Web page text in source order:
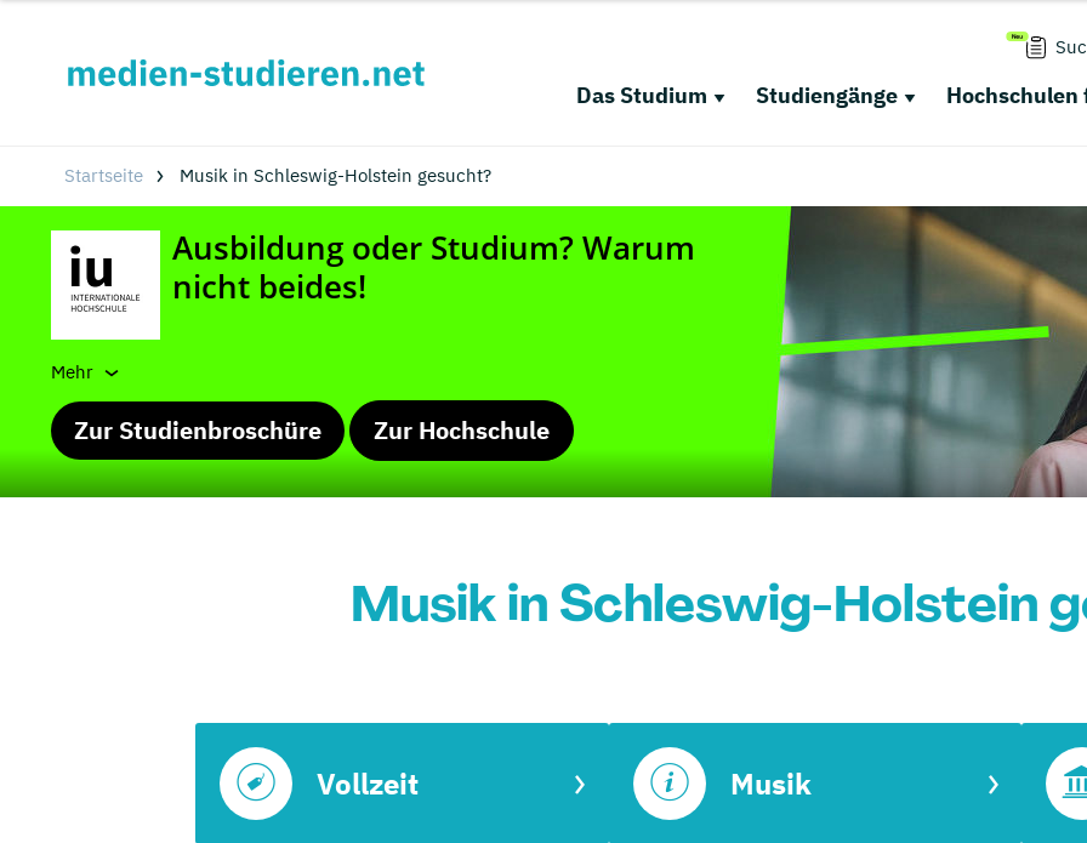
Das Studium Studiengänge Hochschulen
Startseite Musik in Schleswig-Holstein gesucht?
Mehr
Zur Studienbroschüre Zur Hochschule
Musik in Schleswig-Holstein
Vollzeit Musik